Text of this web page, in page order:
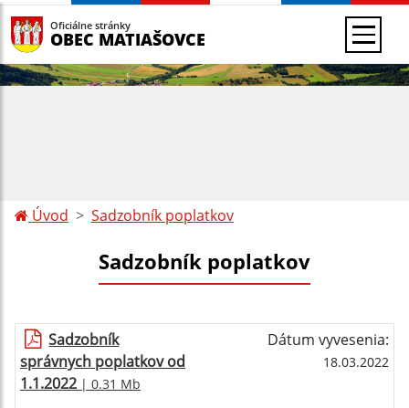
Oficiálne stránky
OBEC MATIAŠOVCE
Úvod Sadzobník poplatkov
Sadzobník poplatkov
Sadzobník
správnych poplatkov od
1.1.2022 | 0.31 Mb
Dátum vyvesenia:
18.03.2022